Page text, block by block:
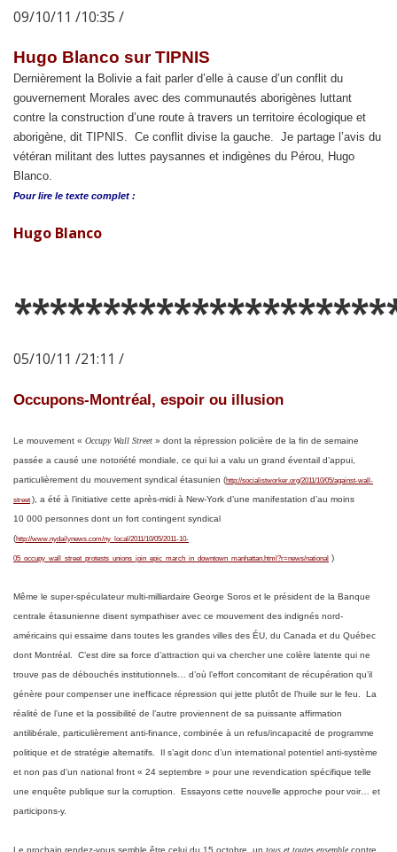
09/10/11 /10:35 /
Hugo Blanco sur TIPNIS
Dernièrement la Bolivie a fait parler d’elle à cause d’un conflit du
gouvernement Morales avec des communautés aborigènes luttant
contre la construction d’une route à travers un territoire écologique et
aborigène, dit TIPNIS. Ce conflit divise la gauche. Je partage l’avis du
vétéran militant des luttes paysannes et indigènes du Pérou, Hugo
Blanco.
Pour lire le texte complet :
Hugo Blanco
05/10/11 /21:11 /
Occupons-Montréal, espoir ou illusion
Le mouvement « Occupy Wall Street » dont la répression policière de la fin de semaine
passée a causé une notoriété mondiale, ce qui lui a valu un grand éventail d’appui,
particulièrement du mouvement syndical étasunien (http://socialistworker.org/2011/10/05/against-wall-
street ), a été à l’initiative cette après-midi à New-York d’une manifestation d’au moins
10 000 personnes dont un fort contingent syndical
(http://www.nydailynews.com/ny_local/2011/10/05/2011-10-
05_occupy_wall_street_protests_unions_join_epic_march_in_downtown_manhattan.html?r=news/national )
Même le super-spéculateur multi-milliardaire George Soros et le président de la Banque
centrale étasunienne disent sympathiser avec ce mouvement des indignés nord-
américains qui essaime dans toutes les grandes villes des ÉU, du Canada et du Québec
dont Montréal. C’est dire sa force d’attraction qui va chercher une colère latente qui ne
trouve pas de débouchés institutionnels… d’où l’effort concomitant de récupération qu’il
génère pour compenser une inefficace répression qui jette plutôt de l’huile sur le feu. La
réalité de l’une et la possibilité de l’autre proviennent de sa puissante affirmation
antilibérale, particulièrement anti-finance, combinée à un refus/incapacité de programme
politique et de stratégie alternatifs. Il s’agit donc d’un international potentiel anti-système
et non pas d’un national front « 24 septembre » pour une revendication spécifique telle
une enquête publique sur la corruption. Essayons cette nouvelle approche pour voir… et
participons-y.
Le prochain rendez-vous semble être celui du 15 octobre, un tous et toutes ensemble contre